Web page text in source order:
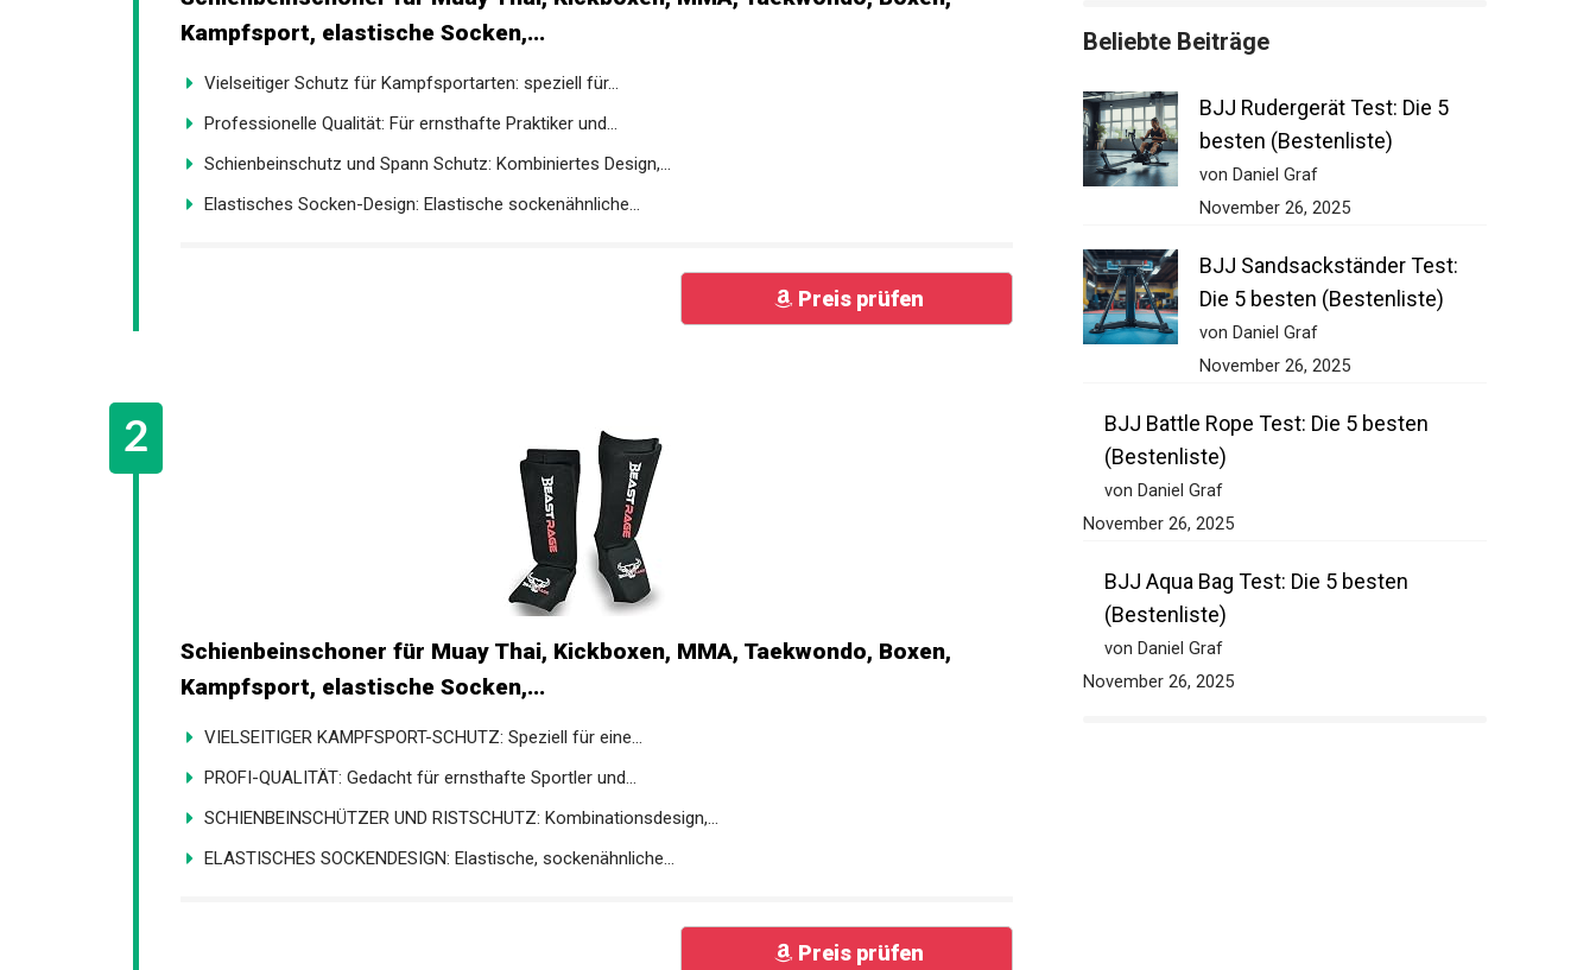
Kampfsport, elastische Socken,...
Vielseitiger Schutz für Kampfsportarten: speziell für...
Professionelle Qualität: Für ernsthafte Praktiker und...
Schienbeinschutz und Spann Schutz: Kombiniertes Design,...
Elastisches Socken-Design: Elastische sockenähnliche...
Preis prüfen
Schienbeinschoner für Muay Thai, Kickboxen, MMA, Taekwondo, Boxen,
Kampfsport, elastische Socken,...
VIELSEITIGER KAMPFSPORT-SCHUTZ: Speziell für eine...
PROFI-QUALITÄT: Gedacht für ernsthafte Sportler und...
SCHIENBEINSCHÜTZER UND RISTSCHUTZ: Kombinationsdesign,...
ELASTISCHES SOCKENDESIGN: Elastische, sockenähnliche...
Preis prüfen
Beliebte Beiträge
BJJ Rudergerät Test: Die 5
besten (Bestenliste)
von Daniel Graf
November 26, 2025
BJJ Sandsackständer Test:
Die 5 besten (Bestenliste)
von Daniel Graf
November 26, 2025
BJJ Battle Rope Test: Die 5 besten
(Bestenliste)
von Daniel Graf
November 26, 2025
BJJ Aqua Bag Test: Die 5 besten
(Bestenliste)
von Daniel Graf
November 26, 2025